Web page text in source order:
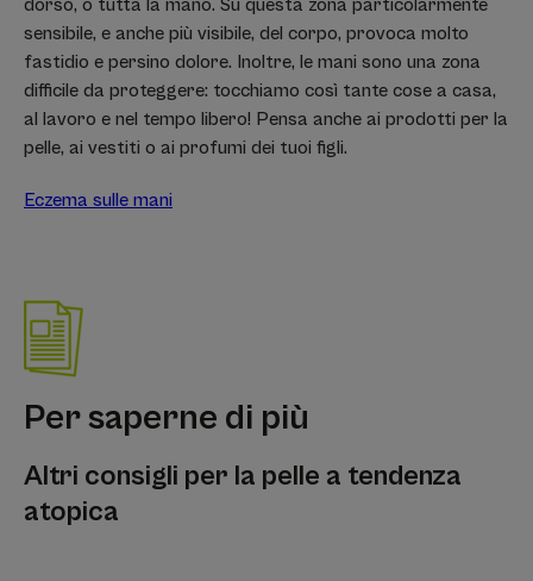
dorso, o tutta la mano. Su questa zona particolarmente
sensibile, e anche più visibile, del corpo, provoca molto
fastidio e persino dolore. Inoltre, le mani sono una zona
difficile da proteggere: tocchiamo così tante cose a casa,
al lavoro e nel tempo libero! Pensa anche ai prodotti per la
pelle, ai vestiti o ai profumi dei tuoi figli.
Eczema sulle mani
Per saperne di più
Altri consigli per la pelle a tendenza
atopica